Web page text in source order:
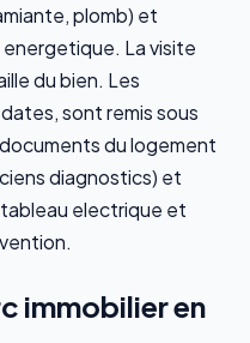
plomb) et
La visite
du bien. Les
sont remis sous
du logement
diagnostics) et
electrique et
immobilier en